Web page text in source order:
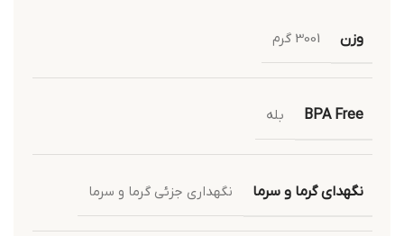
وزن 3001 گرم
BPA Free بله
نگهدای گرما و سرما نگهداری جزئی گرما و سرما